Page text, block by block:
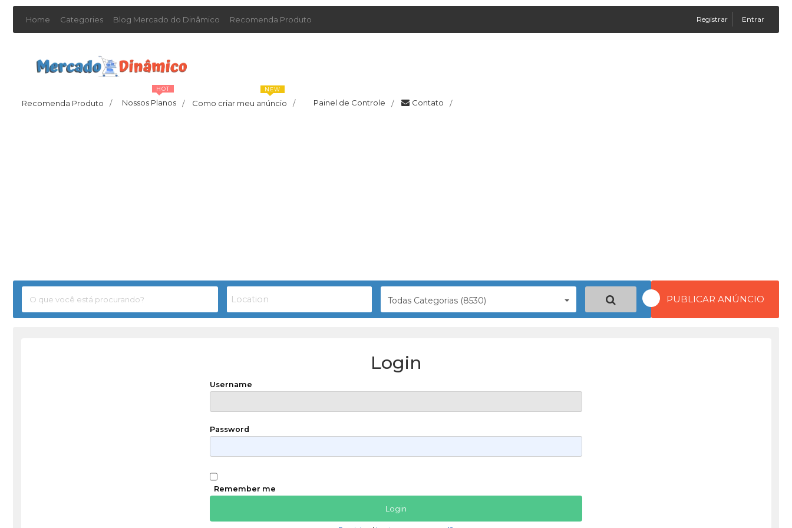
Home Categories Blog Mercado do Dinâmico Recomenda Produto Registrar Entrar
Recomenda Produto / Nossos Planos /
HOT
Como criar meu anúncio /
NEW
Painel de Controle / Contato /
Todas Categorias (8530) PUBLICAR ANÚNCIO
Login
Username
Password
Remember me